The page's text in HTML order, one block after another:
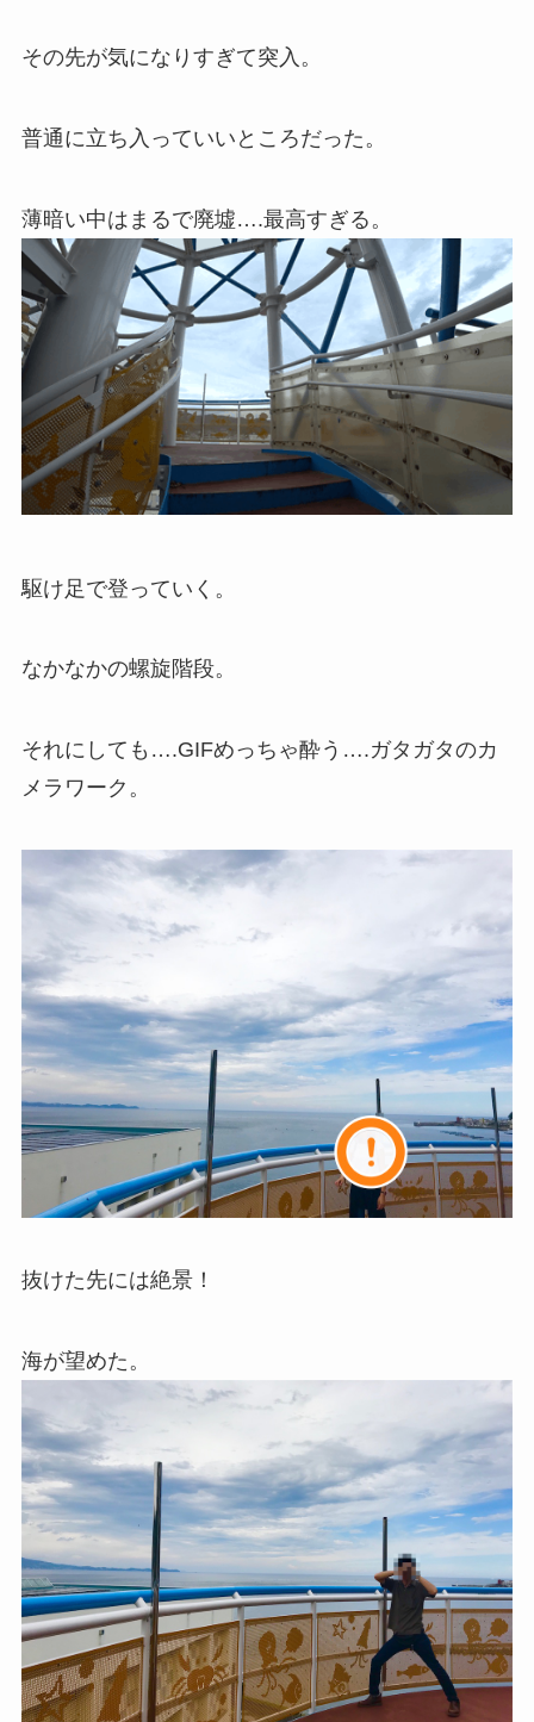
その先が気になりすぎて突入。
普通に立ち入っていいところだった。
薄暗い中はまるで廃墟….最高すぎる。
駆け足で登っていく。
なかなかの螺旋階段。
それにしても….GIFめっちゃ酔う….ガタガタのカ
メラワーク。
抜けた先には絶景！
海が望めた。